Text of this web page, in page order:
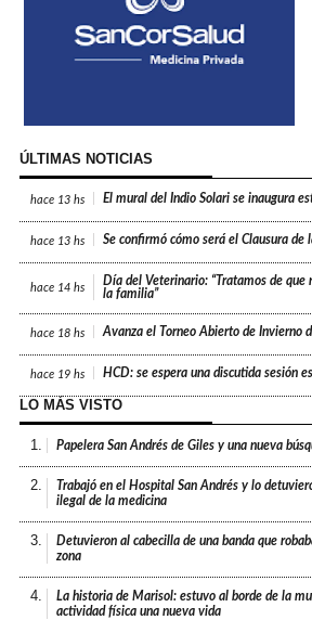
ÚLTIMAS NOTICIAS
hace 13 hs El mural del Indio Solari se inaugura
hace 13 hs Se confirmó cómo será el Clausura de
hace 14 hs
Día del Veterinario: “Tratamos de que
la familia”
hace 18 hs Avanza el Torneo Abierto de Invierno
hace 19 hs HCD: se espera una discutida sesión
LO MÁS VISTO
1. Papelera San Andrés de Giles y una nueva
2.
Trabajó en el Hospital San Andrés y lo
ilegal de la medicina
3.
Detuvieron al cabecilla de una banda que
zona
4.
La historia de Marisol: estuvo al borde de la
actividad física una nueva vida